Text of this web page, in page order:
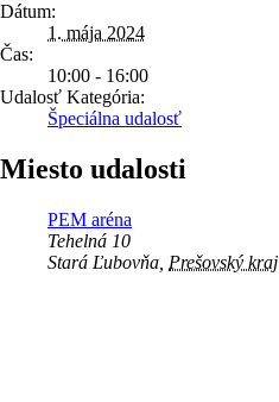
Dátum:
1. mája 2024
Čas:
10:00 - 16:00
Udalosť Kategória:
Špeciálna udalosť
Miesto udalosti
PEM aréna
Tehelná 10
Stará Ľubovňa Prešovský kraj